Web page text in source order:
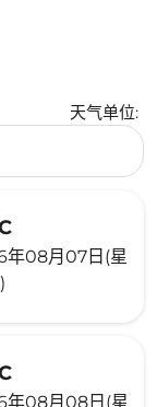
天气单位:
年08月07日(星
年08月08日(星